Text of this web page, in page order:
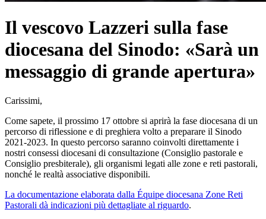
Il vescovo Lazzeri sulla fase
diocesana del Sinodo: «Sarà un
messaggio di grande apertura»
Carissimi,
Come sapete, il prossimo 17 ottobre si aprirà la fase diocesana di un
percorso di riflessione e di preghiera volto a preparare il Sinodo
2021-2023. In questo percorso saranno coinvolti direttamente i
nostri consessi diocesani di consultazione (Consiglio pastorale e
Consiglio presbiterale), gli organismi legati alle zone e reti pastorali,
nonché le realtà associative disponibili.
La documentazione elaborata dalla Équipe diocesana Zone Reti
Pastorali dà indicazioni più dettagliate al riguardo.